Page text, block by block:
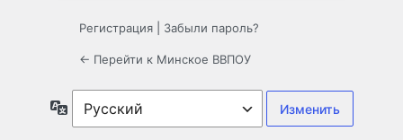
Регистрация Забыли пароль?
← Перейти к Минское ВВПОУ
Язык